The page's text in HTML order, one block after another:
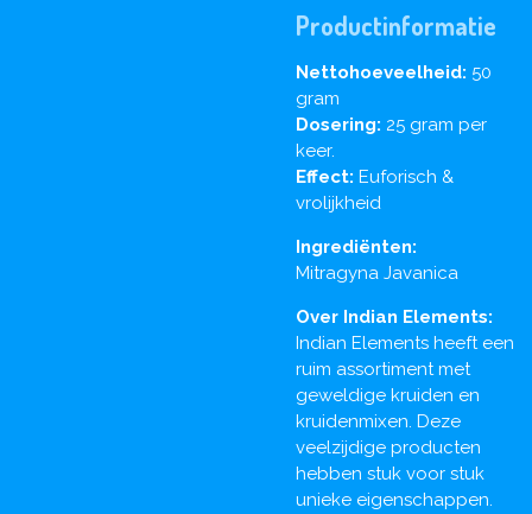
Productinformatie
Nettohoeveelheid: 50
gram
Dosering: 25 gram per
keer.
Effect: Euforisch &
vrolijkheid
Ingrediënten:
Mitragyna Javanica
Over Indian Elements:
Indian Elements heeft een
ruim assortiment met
geweldige kruiden en
kruidenmixen. Deze
veelzijdige producten
hebben stuk voor stuk
unieke eigenschappen.